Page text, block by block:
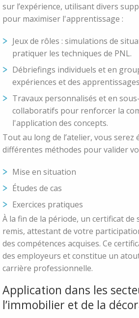
sur l’expérience, utilisant divers
pour maximiser l'apprentissage :
Jeux de rôles : simulations de
pratiquer les techniques de PNL.
Débriefings individuels et en
expériences et des
Travaux personnalisés et en
collaboratifs pour renforcer la
l'application des concepts.
Tout au long de l’atelier, vous serez
différentes méthodes pour valider
Mise en situation
Études de cas
Exercices pratiques
À la fin de la période, un certificat de
remis, attestant de votre
des compétences acquises. Ce
des employeurs et constitue un
carrière professionnelle.
Application dans les
l’immobilier et de la